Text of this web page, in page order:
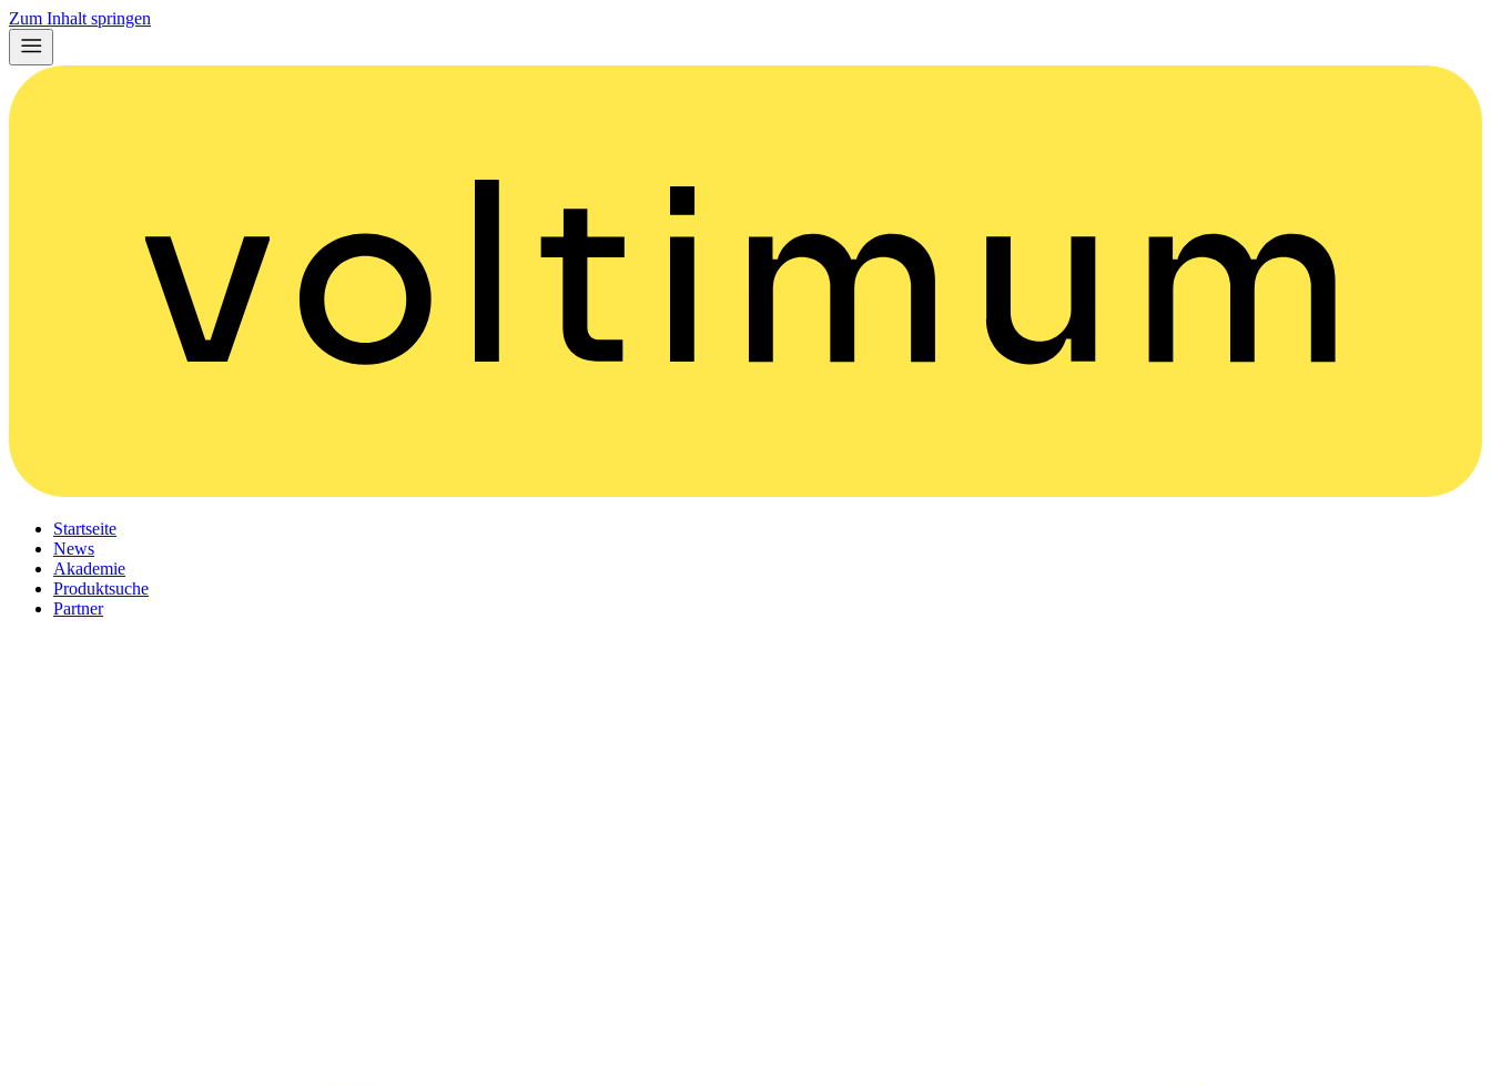
Zum Inhalt springen
Startseite
News
Akademie
Produktsuche
Partner